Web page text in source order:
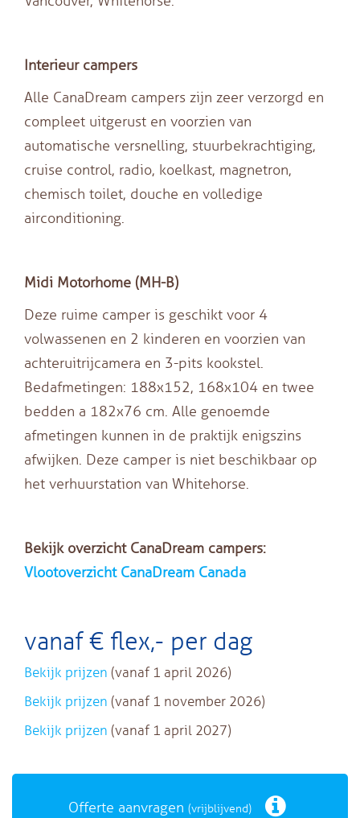
Interieur campers
Alle CanaDream campers zijn zeer verzorgd en
compleet uitgerust en voorzien van
automatische versnelling, stuurbekrachtiging,
cruise control, radio, koelkast, magnetron,
chemisch toilet, douche en volledige
airconditioning.
Midi Motorhome (MH-B)
Deze ruime camper is geschikt voor 4
volwassenen en 2 kinderen en voorzien van
achteruitrijcamera en 3-pits kookstel.
Bedafmetingen: 188x152, 168x104 en twee
bedden a 182x76 cm. Alle genoemde
afmetingen kunnen in de praktijk enigszins
afwijken. Deze camper is niet beschikbaar op
het verhuurstation van Whitehorse.
Bekijk overzicht CanaDream campers:
Vlootoverzicht CanaDream Canada
vanaf € flex,- per dag
Bekijk prijzen (vanaf 1 april 2026)
Bekijk prijzen (vanaf 1 november 2026)
Bekijk prijzen (vanaf 1 april 2027)
Offerte aanvragen (vrijblijvend)